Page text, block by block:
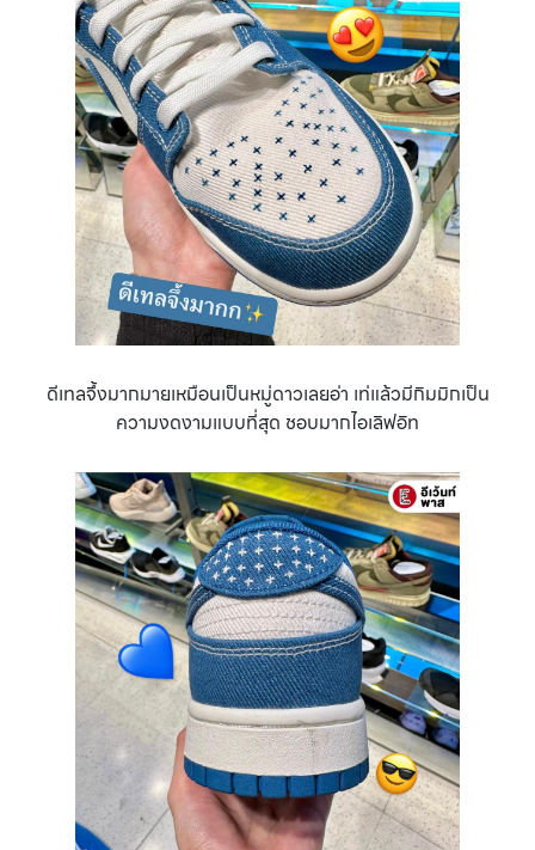
ดีเทลจึ้งมากมายเหมือนเป็นหมู่ดาวเลยอ่า เท่แล้วมีกิมมิกเป็น
ความงดงามแบบที่สุด ชอบมากไอเลิฟอิท